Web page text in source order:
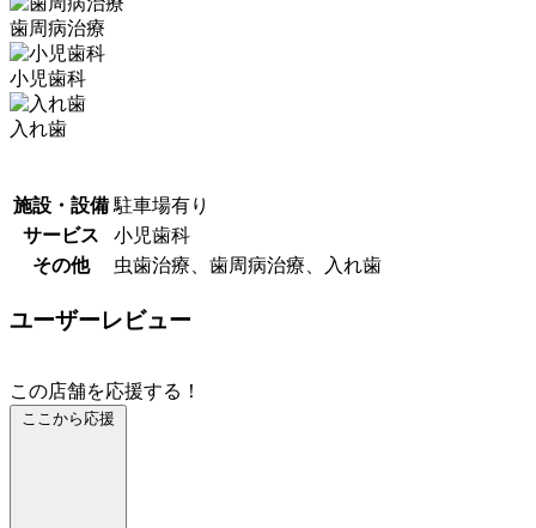
歯周病治療
小児歯科
入れ歯
施設・設備 駐車場有り
サービス
小児歯科
その他
虫歯治療、歯周病治療、入れ歯
ユーザーレビュー
この店舗を応援する！
ここから応援